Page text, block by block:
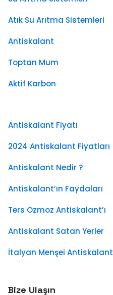
Atık Su Arıtma Sistemleri
Antiskalant
Toptan Mum
Aktif Karbon
Antiskalant Fiyatı
2024 Antiskalant Fiyatları
Antiskalant Nedir ?
Antiskalant’ın Faydaları
Ters Ozmoz Antiskalant’ı
Antiskalant Satan Yerler
İtalyan Menşei Antiskalant
Bize Ulaşın